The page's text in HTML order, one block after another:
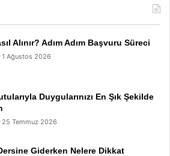
Alınır? Adım Adım Başvuru Süreci
1 Ağustos 2026
Duygularınızı En Şık Şekilde
25 Temmuz 2026
Giderken Nelere Dikkat